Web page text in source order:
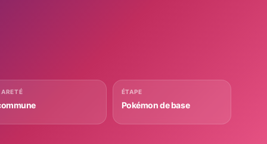
ÉTAPE
Pokémon de base